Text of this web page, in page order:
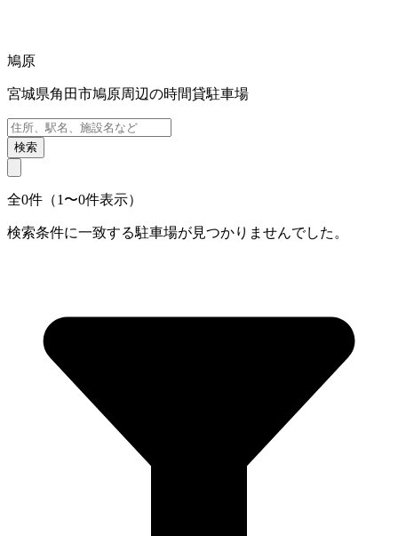
鳩原
宮城県角田市鳩原周辺の時間貸駐車場
検索
全0件（1〜0件表示）
検索条件に一致する駐車場が見つかりませんでした。